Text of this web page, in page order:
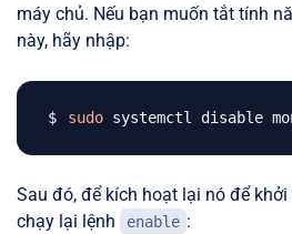
máy chủ. Nếu bạn muốn tắt tính
này, hãy nhập:
sudo
Sau đó, để kích hoạt lại nó để
chạy lại lệnh
enable :